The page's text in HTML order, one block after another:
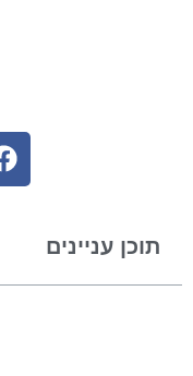
תוכן עניינים